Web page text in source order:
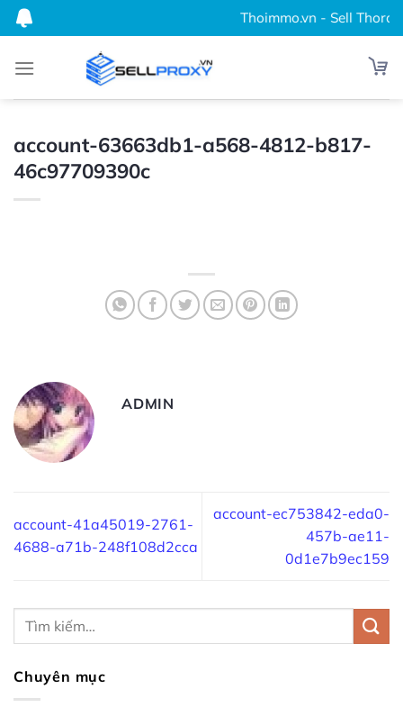
Bỏ
qua
dung
Thoimmo.vn - Sell
account-63663db1-a568-4812-b817-
46c97709390c
ADMIN
account-41a45019-2761-
4688-a71b-248f108d2cca
account-ec753842-eda0-
457b-ae11-
0d1e7b9ec159
Chuyên mục